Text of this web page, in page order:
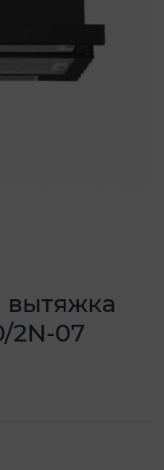
вытяжка
2N-07